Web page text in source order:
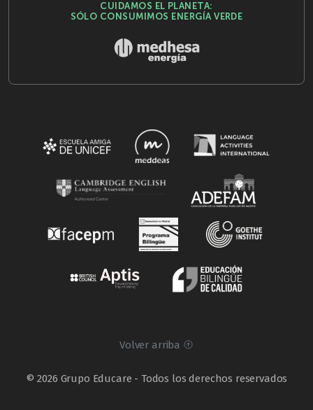
CUIDAMOS EL PLANETA:
SÓLO CONSUMIMOS ENERGÍA VERDE
Volver arriba
© 2026 Grupo Educare - Todos los derechos reservados